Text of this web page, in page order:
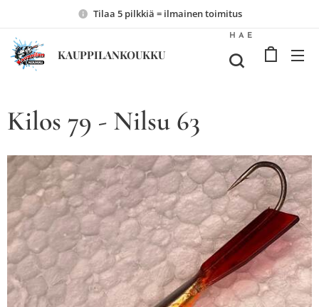
Tilaa 5 pilkkiä = ilmainen toimitus
KAUPPILANKOUKKU
HAE
Kilos 79 - Nilsu 63